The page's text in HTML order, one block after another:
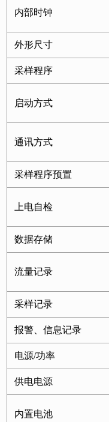
内部时钟
外形尺寸
采样程序
启动方式
通讯方式
采样程序预置
上电自检
数据存储
流量记录
采样记录
报警、信息记录
电源/功率
供电电源
内置电池